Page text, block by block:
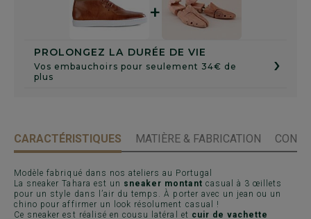
PROLONGEZ LA DURÉE DE VIE
Vos embauchoirs pour seulement 34€ de
plus
›
+
CARACTÉRISTIQUES MATIÈRE & FABRICATION
Modèle fabriqué dans nos ateliers au Portugal
La sneaker Tahara est un sneaker montant casual à 3 œillets
pour un style dans l’air du temps. À porter avec un jean ou un
chino pour affirmer un look résolument casual !
Ce sneaker est réalisé en cousu latéral et cuir de vachette